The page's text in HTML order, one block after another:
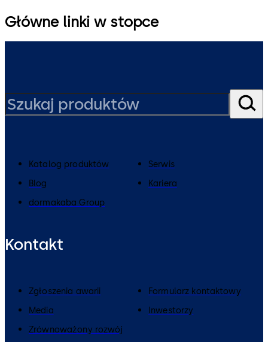
Główne linki w stopce
Katalog produktów
Serwis
Blog
Kariera
dormakaba Group
Kontakt
Zgłoszenia awarii
Formularz kontaktowy
Media
Inwestorzy
Zrównoważony rozwój